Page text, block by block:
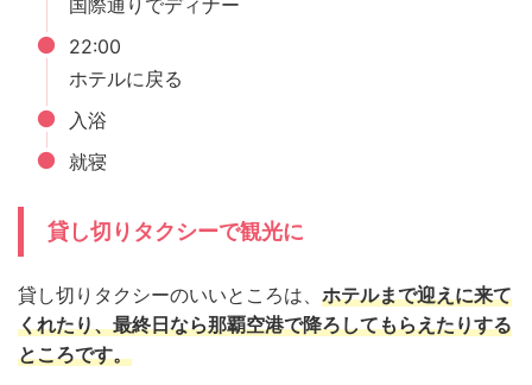
国際通りでディナー
22:00
ホテルに戻る
入浴
就寝
貸し切りタクシーで観光に
貸し切りタクシーのいいところは、 ホテルまで迎えに来て
くれたり、最終日なら那覇空港で降ろしてもらえたりする
ところです。